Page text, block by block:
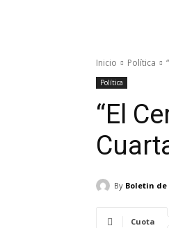
Inicio Política
Política
“El
By Boletin de
Cuota